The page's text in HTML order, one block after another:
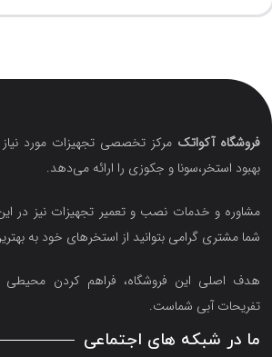
فروشگاه آکواتک مرکز تخصصی تجهیزات مورد
بهبود استخر،سونا و جکوزی را ارائه می‌دهد.
مشاوره و خدمات نصب و تعمیر تجهیزات نیز در این
شما مشتری گرامی بتوانید از استخرهای خود به
هدف اصلی این فروشگاه‌، فراهم کردن
تفریحات آبی شماست.
ما در شبکه های اجتماعی